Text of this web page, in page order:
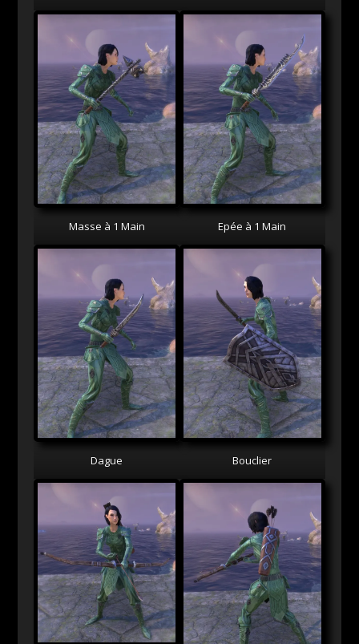
Masse à 1 Main Epée à 1 Main
Dague Bouclier